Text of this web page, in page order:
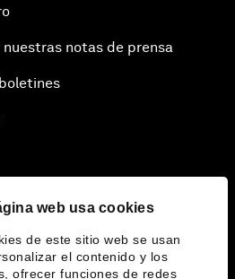
web usa cookies
de este sitio web se usan
el contenido y los
ofrecer funciones de redes
notas de prensa